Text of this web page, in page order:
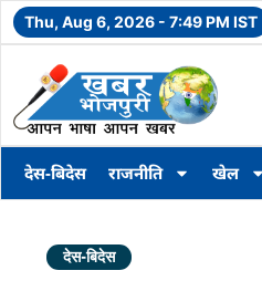
Thu, Aug 6, 2026 - 7:49 PM IST
देस-बिदेस राजनीति खेल
देस-बिदेस